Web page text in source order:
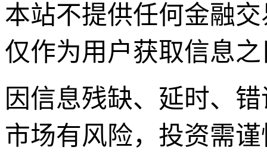
本站不提供任何金融
仅作为用户获取信息
因信息残缺、延时、
市场有风险，投资需